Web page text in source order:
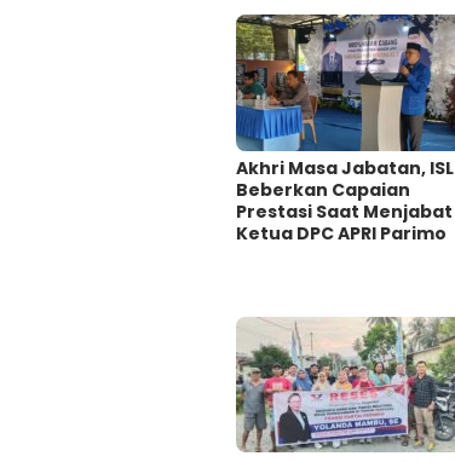
Akhri Masa Jabatan, ISL
Beberkan Capaian
Prestasi Saat Menjabat
Ketua DPC APRI Parimo